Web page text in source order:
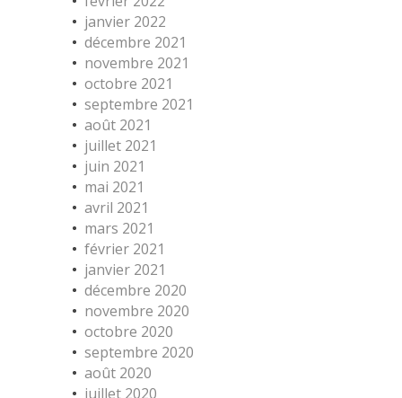
janvier 2022
décembre 2021
novembre 2021
octobre 2021
septembre 2021
août 2021
juillet 2021
juin 2021
mai 2021
avril 2021
mars 2021
février 2021
janvier 2021
décembre 2020
novembre 2020
octobre 2020
septembre 2020
août 2020
juillet 2020